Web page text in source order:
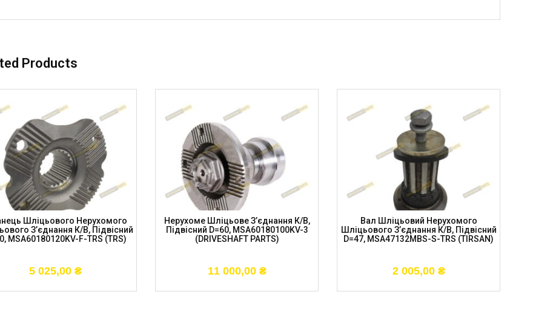
Products
Шліцьового Нерухомого
З’єднання К/в, Підвісний
MSA60180120KV-F-TRS (TRS)
5 025,00 ₴
Нерухоме Шліцьове З’єднання К/в,
Підвісний D=60, MSA60180100KV-3
(DRIVESHAFT PARTS)
11 000,00 ₴
Вал Шліцьовий Нерухомого
Шліцьового З’єднання К/в, Підвісний
D=47, MSA47132MBS-S-TRS (TIRSAN)
2 005,00 ₴